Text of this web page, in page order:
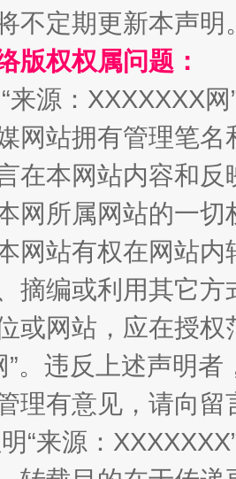
“隐身衣” 如何以
的艺术幻境
不定期更新本声明
版权权属问题：
来源：XXXXXXX
网站拥有管理笔
在本网站内容和
网所属网站的一
网站有权在网站
摘编或利用其它
或网站，应在授
”。违反上述声明
理有意见，请向
“来源：